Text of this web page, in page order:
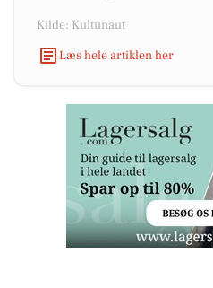
Kilde: Kultunaut
Læs hele artiklen her